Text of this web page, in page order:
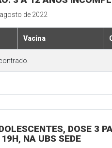
de 2022
Vacina
DOSE 3
NA UBS SEDE